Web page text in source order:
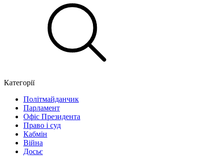
Категорії
Політмайданчик
Парламент
Офіс Президента
Право і суд
Кабмін
Війна
Досьє